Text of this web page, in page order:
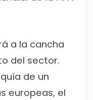
a la cancha
del sector.
de un
europeas, el